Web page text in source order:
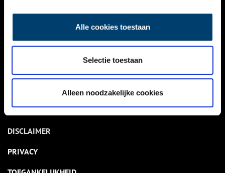
Alle cookies toestaan
Selectie toestaan
Alleen noodzakelijke cookies
ACTIVITEITEN
NIEUWSBRIEF
DISCLAIMER
PRIVACY